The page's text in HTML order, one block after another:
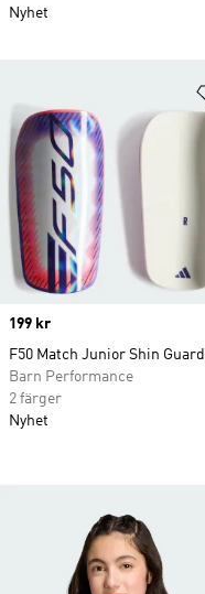
Nyhet
Price
199 kr
F50 Match Junior Shin
Barn Performance
2 färger
Nyhet